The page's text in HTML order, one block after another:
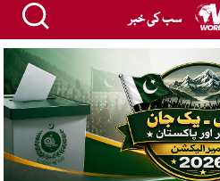
سب کی خبر